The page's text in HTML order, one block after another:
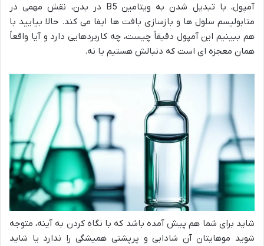
آمپول، با تبدیل شدن به ویتامین B5 در بدن، نقش مهمی در
متابولیسم سلول ها و بازسازی بافت ها ایفا می کند. حالا بیایید با
هم ببینیم این آمپول دقیقاً چیست، چه کاربردهایی دارد و آیا واقعاً
همان معجزه ای است که دنبالش هستیم یا نه.
شاید برای شما هم پیش آمده باشد که با نگاه کردن به آینه، متوجه
شوید موهایتان آن شادابی و پرپشتی همیشگی را ندارد یا شاید